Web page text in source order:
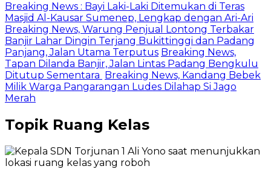
Breaking News : Bayi Laki-Laki Ditemukan di Teras
Masjid Al-Kausar Sumenep, Lengkap dengan Ari-Ari
Breaking News, Warung Penjual Lontong Terbakar
Banjir Lahar Dingin Terjang Bukittinggi dan Padang
Panjang, Jalan Utama Terputus Breaking News,
Tapan Dilanda Banjir, Jalan Lintas Padang Bengkulu
Ditutup Sementara Breaking News, Kandang Bebek
Milik Warga Pangarangan Ludes Dilahap Si Jago
Merah
Topik Ruang Kelas